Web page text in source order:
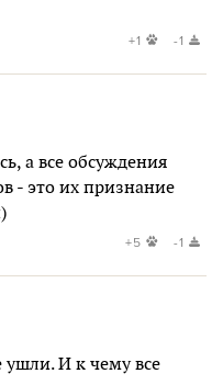
+1 -1
а все обсуждения
- это их признание
+5 -1
И к чему все